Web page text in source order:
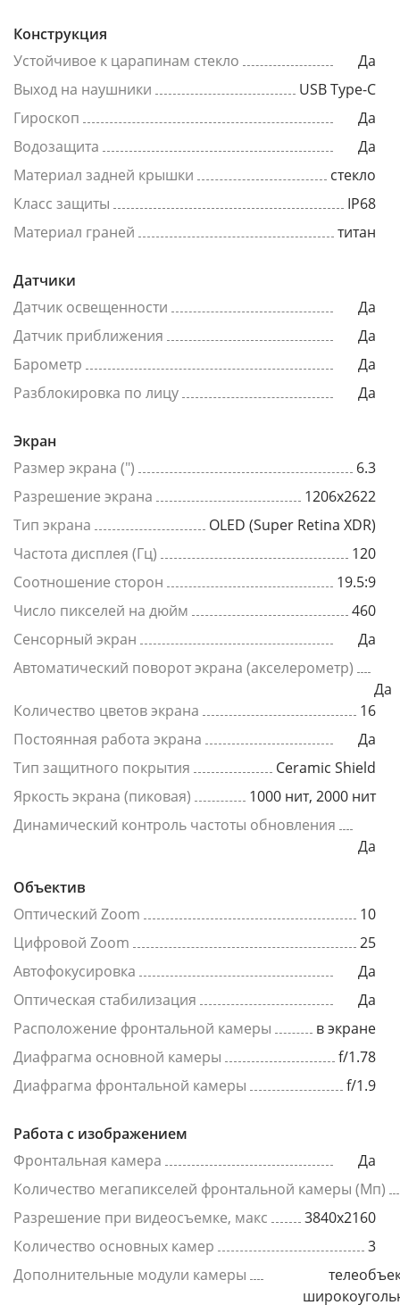
Конструкция
Устойчивое к царапинам стекло
Да
Выход на наушники
USB Type-C
Гироскоп
Да
Водозащита
Да
Материал задней крышки
стекло
Класс защиты
IP68
Материал граней
титан
Датчики
Датчик освещенности
Да
Датчик приближения
Да
Барометр
Да
Разблокировка по лицу
Да
Экран
Размер экрана (")
6.3
Разрешение экрана
1206x2622
Тип экрана
OLED (Super Retina XDR)
Частота дисплея (Гц)
120
Соотношение сторон
19.5:9
Число пикселей на дюйм
460
Сенсорный экран
Да
Автоматический поворот экрана (акселерометр)
Да
Количество цветов экрана
16
Постоянная работа экрана
Да
Тип защитного покрытия
Ceramic Shield
Яркость экрана (пиковая)
1000 нит, 2000 нит
Динамический контроль частоты обновления
Да
Объектив
Оптический Zoom
10
Цифровой Zoom
25
Автофокусировка
Да
Оптическая стабилизация
Да
Расположение фронтальной камеры
в экране
Диафрагма основной камеры
f/1.78
Диафрагма фронтальной камеры
f/1.9
Работа с изображением
Фронтальная камера
Да
Количество мегапикселей фронтальной камеры (Мп)
Разрешение при видеосъемке, макс
3840x2160
Количество основных камер
3
Дополнительные модули камеры